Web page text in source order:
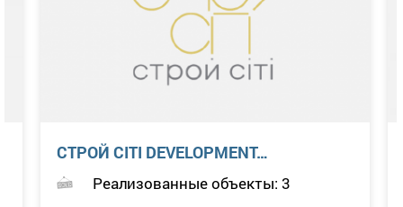
DIM
Реализованные объекты: 15